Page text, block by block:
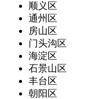
顺义区
通州区
房山区
门头沟区
海淀区
石景山区
丰台区
朝阳区